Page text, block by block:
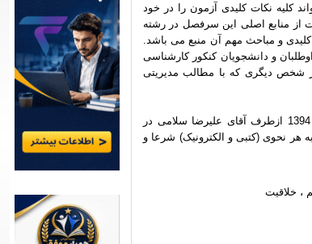
کلیه نکات کلیدی آزمون را در خود
از منابع اصلی این سرفصل در رشته
کلیدی و مباحث مهم آن منبع می باشد.
به جز داوطلبان و دانشجویان کنکور کارشناسی
هر شخص دیگری که با مطالب مدیریتی
این فایلها طی قرارداد همکاری به شماره 94103 مورخ 25 فروردین 1394 ازطرف آقای علیرضا سلامی در
هر نحوی (کتبی و الکترونیک) شرعا و
، خلاقیت